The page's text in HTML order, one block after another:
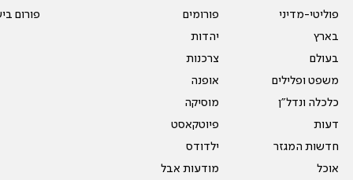
פוליטי-מדיני
בארץ
בעולם
משפט ופלילים
כלכלה ונדל"ן
דעות
חדשות המגזר
אוכל
פורומים
יהדות
צרכנות
אופנה
מוסיקה
פיוטקאסט
ילדודס
מודעות אבל
פורום